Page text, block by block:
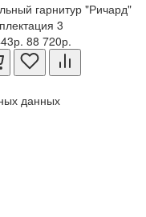
гарнитур "Ричард"
3
88 720р.
данных